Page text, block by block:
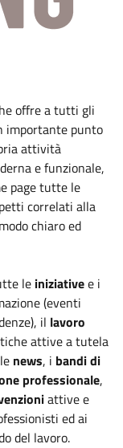
offre a tutti gli
importante punto
attività
e funzionale,
page tutte le
correlati alla
chiaro ed
le iniziativee i
(eventi
il lavoro
attive a tutela
news, i bandi di
professionale,
attive e
ed ai
del lavoro.